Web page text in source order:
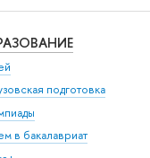
подготовка
в бакалавриат